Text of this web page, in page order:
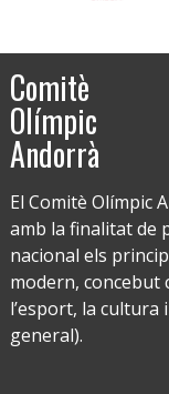
Comitè
Olímpic
Andorrà
El Comitè Olímpic
amb la finalitat de
nacional els
modern, concebut
l’esport, la cultura
general).